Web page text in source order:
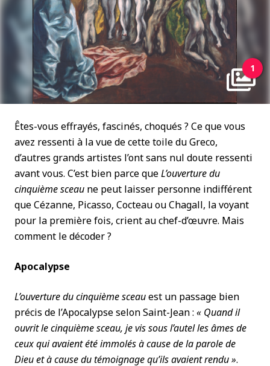
1
Êtes-vous effrayés, fascinés, choqués ? Ce que vous
avez ressenti à la vue de cette toile du Greco,
d’autres grands artistes l’ont sans nul doute ressenti
avant vous. C’est bien parce queL’ouverture du
cinquième sceau ne peut laisser personne indifférent
que Cézanne, Picasso, Cocteau ou Chagall, la voyant
pour la première fois, crient au chef-d’œuvre. Mais
comment le décoder ?
Apocalypse
L’ouverture du cinquième sceauest un passage bien
précis de l’Apocalypse selon Saint-Jean : « Quand il
ouvrit le cinquième sceau, je vis sous l’autel les âmes de
ceux qui avaient été immolés à cause de la parole de
Dieu et à cause du témoignage qu’ils avaient rendu ».